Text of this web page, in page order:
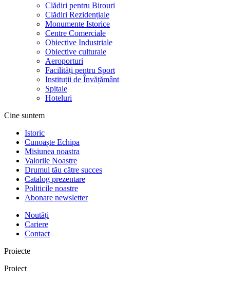
Clădiri pentru Birouri
Clădiri Rezidențiale
Monumente Istorice
Centre Comerciale
Obiective Industriale
Obiective culturale
Aeroporturi
Facilități pentru Sport
Instituții de Învățământ
Spitale
Hoteluri
Cine suntem
Istoric
Cunoaște Echipa
Misiunea noastra
Valorile Noastre
Drumul tău către succes
Catalog prezentare
Politicile noastre
Abonare newsletter
Noutăți
Cariere
Contact
Proiecte
Proiect